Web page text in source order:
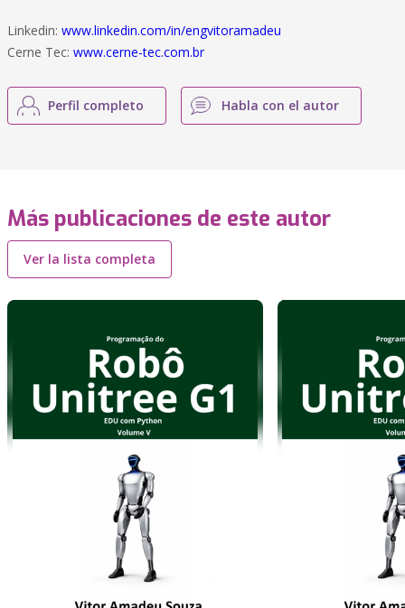
Linkedin: www.linkedin.com/in/engvitoramadeu
Cerne Tec: www.cerne-tec.com.br
Perfil completo Habla con el autor
Más publicaciones de este autor
Ver la lista completa